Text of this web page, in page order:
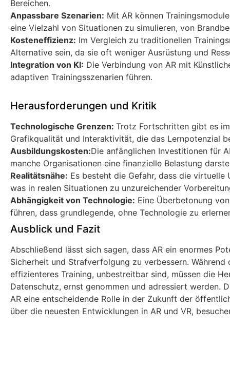
Bereichen.
Anpassbare Szenarien: Mit AR können
eine Vielzahl von Situationen zu simulieren, von
Kosteneffizienz: Im Vergleich zu traditionellen
Alternative sein, da sie oft weniger Ausrüstung und
Integration von KI: Die Verbindung von AR mit
adaptiven Trainingsszenarien führen.
Herausforderungen und Kritik
Technologische Grenzen: Trotz Fortschritten gibt es
Grafikqualität und Interaktivität, die das Lernpotenzial
Ausbildungskosten:Die anfänglichen Investitionen für
manche Organisationen eine finanzielle Belastung
Realitätsnähe: Es besteht die Gefahr, dass die
was in realen Situationen zu unzureichender
Abhängigkeit von Technologie: Eine Überbetonung
führen, dass grundlegende, ohne Technologie zu
Ausblick und Fazit
Abschließend lässt sich sagen, dass AR ein enormes
Sicherheit und Strafverfolgung zu verbessern.
effizienteres Training, unbestreitbar sind, müssen die
Datenschutz, ernst genommen und adressiert werden.
AR eine entscheidende Rolle in der Zukunft der
über die neuesten Entwicklungen in AR und VR,